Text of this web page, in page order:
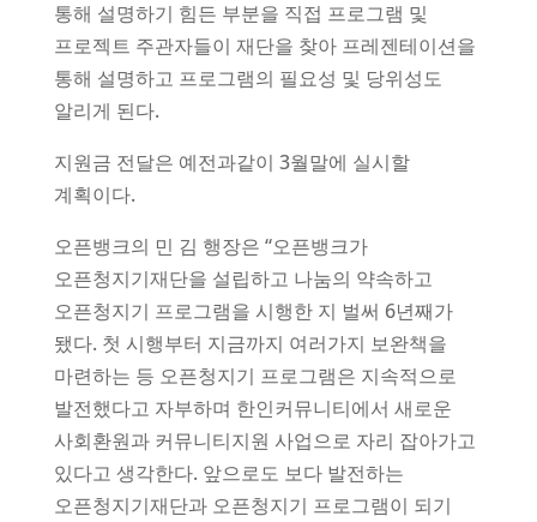
통해 설명하기 힘든 부분을 직접 프로그램 및
프로젝트 주관자들이 재단을 찾아 프레젠테이션을
통해 설명하고 프로그램의 필요성 및 당위성도
알리게 된다.
지원금 전달은 예전과같이 3월말에 실시할
계획이다.
오픈뱅크의 민 김 행장은 “오픈뱅크가
오픈청지기재단을 설립하고 나눔의 약속하고
오픈청지기 프로그램을 시행한 지 벌써 6년째가
됐다. 첫 시행부터 지금까지 여러가지 보완책을
마련하는 등 오픈청지기 프로그램은 지속적으로
발전했다고 자부하며 한인커뮤니티에서 새로운
사회환원과 커뮤니티지원 사업으로 자리 잡아가고
있다고 생각한다. 앞으로도 보다 발전하는
오픈청지기재단과 오픈청지기 프로그램이 되기